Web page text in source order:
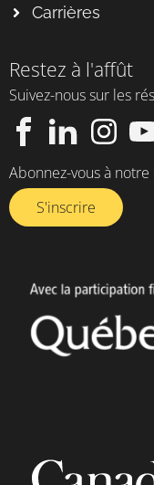
Carrières
Restez à l'affût
Suivez-nous sur les
Abonnez-vous à
S'inscrire